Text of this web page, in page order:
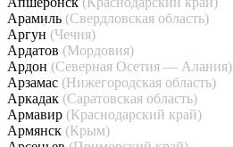
Арамиль (Свердловская область)
Аргун (Чечня)
Ардатов (Мордовия)
Ардон (Северная Осетия — Алания)
Арзамас (Нижегородская область)
Аркадак (Саратовская область)
Армавир (Краснодарский край)
Армянск (Крым)